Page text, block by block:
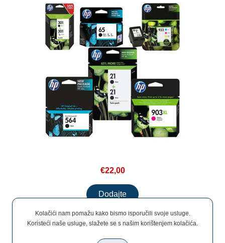
€22,00
Kolačići nam pomažu kako bismo isporučili svoje usluge.
Koristeći naše usluge, slažete se s našim korištenjem kolačića.